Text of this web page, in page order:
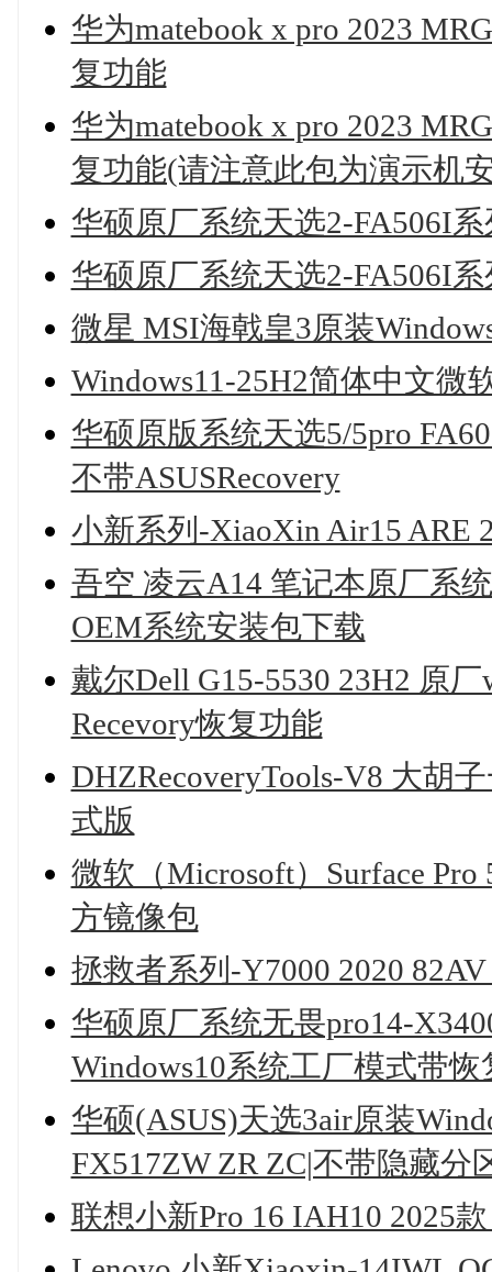
华为matebook x pro 2023
复功能
华为matebook x pro 2023
复功能(请注意此包为演示机
华硕原厂系统天选2-FA506I
华硕原厂系统天选2-FA506I
微星 MSI海戟皇3原装
Windows11-25H2简体中文微
华硕原版系统天选5/5pro
不带ASUSRecovery
小新系列-XiaoXin Air15 ARE
吾空 凌云A14 笔记本原厂系
OEM系统安装包下载
戴尔Dell G15-5530 23H2 原厂
Recevory恢复功能
DHZRecoveryTools-V8 大胡
式版
微软（Microsoft）Surface
方镜像包
拯救者系列-Y7000 2020
华硕原厂系统无畏pro14-
Windows10系统工厂模式带恢
华硕(ASUS)天选3air原装
FX517ZW ZR ZC|不带隐藏分
联想小新Pro 16 IAH10 2025